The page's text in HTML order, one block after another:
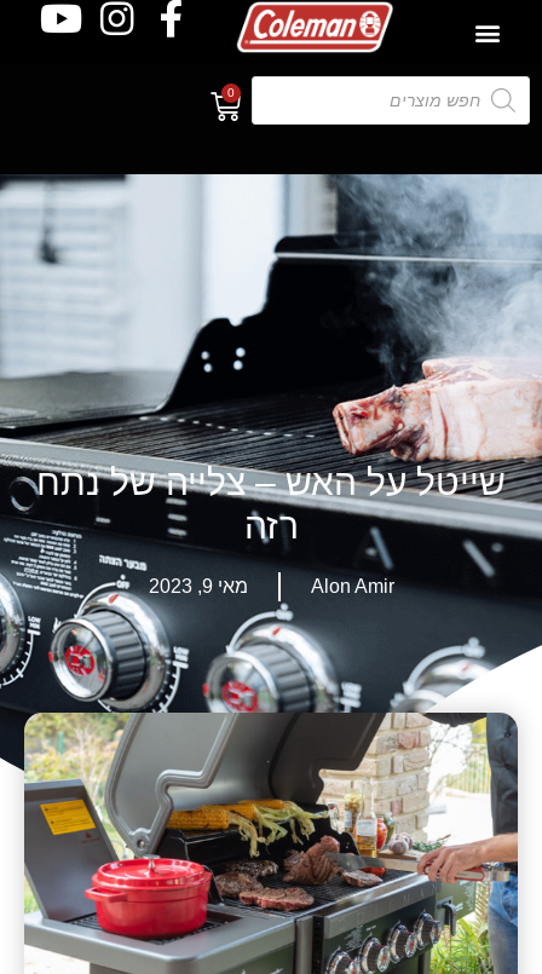
0
שייטל על האש – צלייה של נתח
רזה
Alon Amir מאי 9, 2023